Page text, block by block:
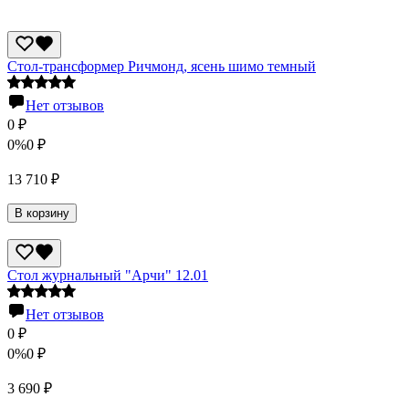
Стол-трансформер Ричмонд, ясень шимо темный
Нет отзывов
0 ₽
0%0 ₽
13 710 ₽
В корзину
Стол журнальный "Арчи" 12.01
Нет отзывов
0 ₽
0%0 ₽
3 690 ₽